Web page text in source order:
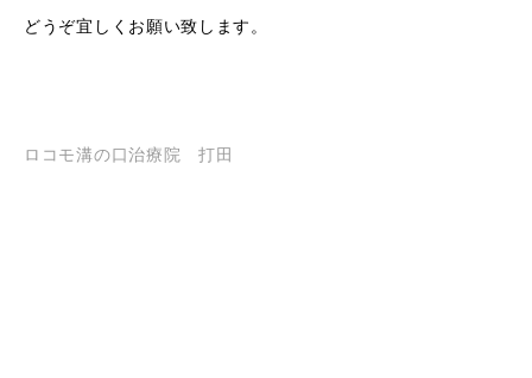
どうぞ宜しくお願い致します。
ロコモ溝の口治療院 打田